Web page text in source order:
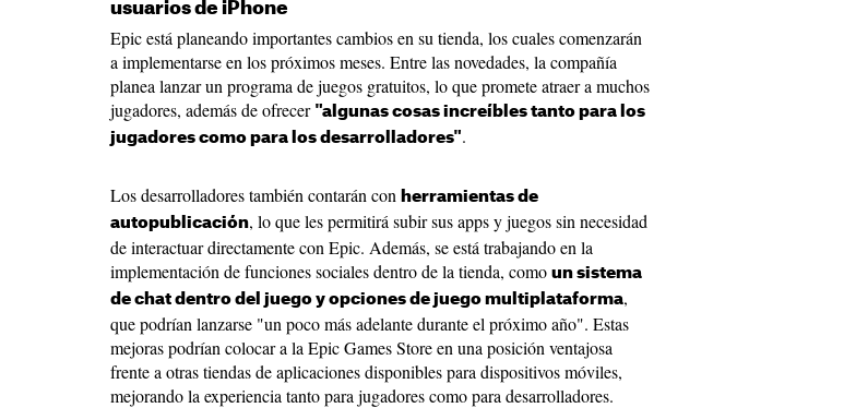
usuarios de iPhone
Epic está planeando importantes cambios en su tienda, los cuales comenzarán
a implementarse en los próximos meses. Entre las novedades, la compañía
planea lanzar un programa de juegos gratuitos, lo que promete atraer a muchos
jugadores, además de ofrecer "algunas cosas increíbles tanto para los
jugadores como para los desarrolladores".
Los desarrolladores también contarán con herramientas de
autopublicación, lo que les permitirá subir sus apps y juegos sin necesidad
de interactuar directamente con Epic. Además, se está trabajando en la
implementación de funciones sociales dentro de la tienda, como un sistema
de chat dentro del juego y opciones de juego multiplataforma,
que podrían lanzarse "un poco más adelante durante el próximo año". Estas
mejoras podrían colocar a la Epic Games Store en una posición ventajosa
frente a otras tiendas de aplicaciones disponibles para dispositivos móviles,
mejorando la experiencia tanto para jugadores como para desarrolladores.